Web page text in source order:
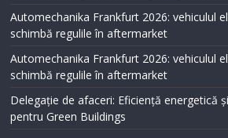
Automechanika Frankfurt 2026: vehiculul
schimbă regulile în aftermarket
Automechanika Frankfurt 2026: vehiculul
schimbă regulile în aftermarket
Delegație de afaceri: Eficiență energetică
pentru Green Buildings